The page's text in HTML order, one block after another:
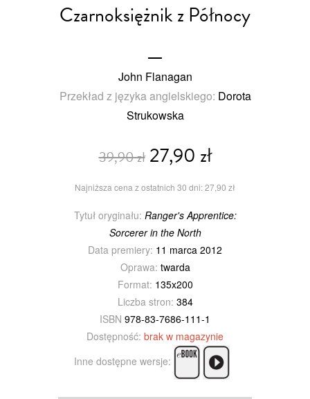
Czarnoksiężnik z Północy
John Flanagan
Przekład z języka angielskiego: Dorota
Strukowska
39,90 zł27,90 zł
Najniższa cena z ostatnich 30 dni: 27,90 zł
Tytuł oryginału: Ranger's Apprentice:
Sorcerer in the North
Data premiery: 11 marca 2012
Oprawa: twarda
Format: 135x200
Liczba stron: 384
ISBN 978-83-7686-111-1
Dostępność: brak w magazynie
Inne dostępne wersje: